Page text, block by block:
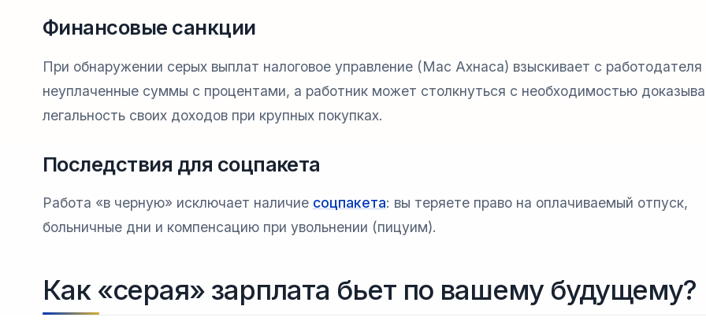
Финансовые санкции
При обнаружении серых выплат налоговое управление (Мас Ахнаса) взыскивает с работодателя
неуплаченные суммы с процентами, а работник может столкнуться с необходимостью
легальность своих доходов при крупных покупках.
Последствия для соцпакета
Работа «в черную» исключает наличие соцпакета: вы теряете право на оплачиваемый отпуск,
больничные дни и компенсацию при увольнении (пицуим).
Как «серая» зарплата бьет по вашему будущему?